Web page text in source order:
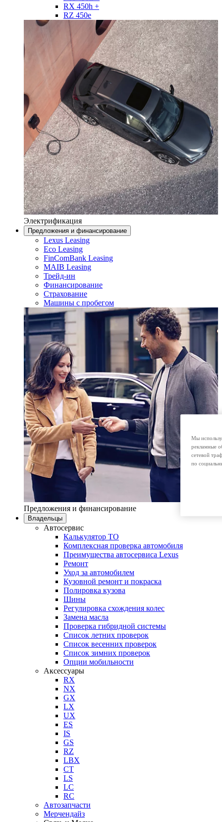
RX 450h +
RZ 450e
Электрификация
Предложения и финансирование
Lexus Leasing
Eco Leasing
FinComBank Leasing
MAIB Leasing
Трейд-ин
Финансирование
Страхование
Машины с пробегом
Предложения и финансирование
Владельцы
Автосервис
Калькулятор ТО
Комплексная проверка автомобиля
Преимущества автосервиса Lexus
Ремонт
Уход за автомобилем
Кузовной ремонт и покраска
Полировка кузова
Шины
Регулировка схождения колес
Замена масла
Проверка гибридной системы
Список летних проверок
Список весенних проверок
Список зимних проверок
Опции мобильности
Аксессуары
RX
NX
GX
LX
UX
ES
IS
GS
RZ
LBX
CT
LS
LC
RC
Автозапчасти
Мерчендайз
Мы
рекламные
сетевой
по